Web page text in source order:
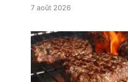
7 août 2026